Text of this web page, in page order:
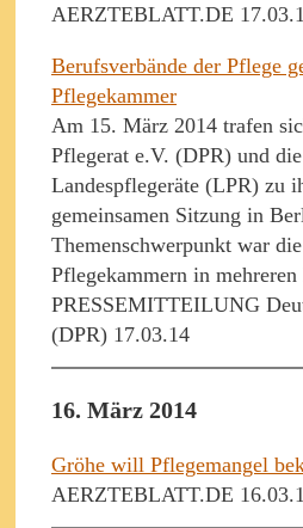
AERZTEBLATT.DE
Berufsverbände der Pflege
Pflegekammer
Am 15. März 2014 trafen
Pflegerat e.V. (DPR) und
Landespflegeräte (LPR) zu
gemeinsamen Sitzung in
Themenschwerpunkt war
Pflegekammern in mehreren
PRESSEMITTEILUNG
(DPR) 17.03.14
16. März 2014
Gröhe will Pflegemangel
AERZTEBLATT.DE